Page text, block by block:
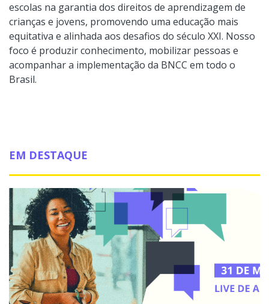
escolas na garantia dos direitos de aprendizagem de
crianças e jovens, promovendo uma educação mais
equitativa e alinhada aos desafios do século XXI. Nosso
foco é produzir conhecimento, mobilizar pessoas e
acompanhar a implementação da BNCC em todo o
Brasil.
EM DESTAQUE